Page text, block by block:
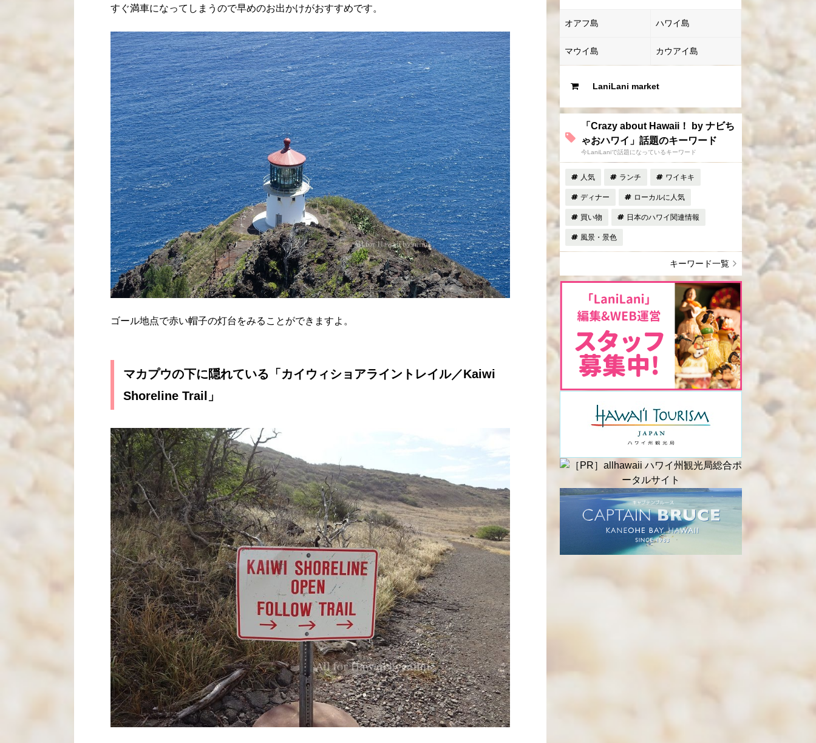
すぐ満車になってしまうので早めのお出かけがおすすめです。
ゴール地点で赤い帽子の灯台をみることができますよ。
マカプウの下に隠れている「カイウィショアライントレイル／Kaiwi
Shoreline Trail」
オアフ島 ハワイ島
マウイ島 カウアイ島
LaniLani market
「Crazy about Hawaii！ by ナビち
ゃおハワイ」話題のキーワード
今LaniLaniで話題になっているキーワード
人気 ランチ ワイキキ
ディナー ローカルに人気
買い物 日本のハワイ関連情報
風景・景色
キーワード一覧